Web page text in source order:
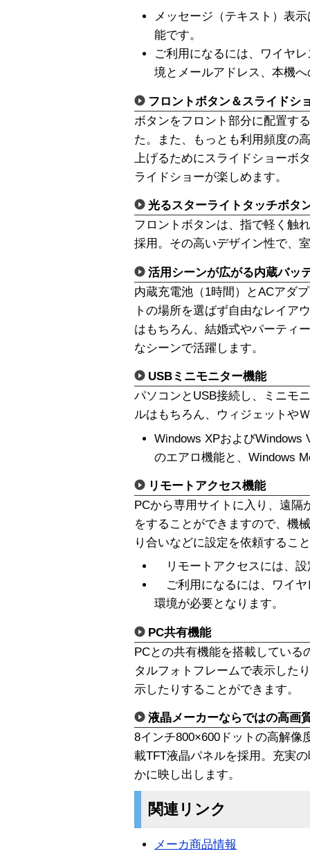
メッセージ（テキスト）表
能です。
ご利用になるには、ワイヤ
境とメールアドレス、本機
フロントボタン＆スライドシ
ボタンをフロント部分に配置す
た。また、もっとも利用頻度の
上げるためにスライドショーボ
ライドショーが楽しめます。
光るスターライトタッチボタ
フロントボタンは、指で軽く触
採用。その高いデザイン性で、
活用シーンが広がる内蔵バッ
内蔵充電池（1時間）とACアダ
トの場所を選ばず自由なレイア
はもちろん、結婚式やパーティ
なシーンで活躍します。
USBミニモニター機能
パソコンとUSB接続し、ミニモ
ルはもちろん、ウィジェットや
Windows XPおよびWindows
のエアロ機能と、Windows
リモートアクセス機能
PCから専用サイトに入り、遠隔
をすることができますので、機
り合いなどに設定を依頼するこ
リモートアクセスには、設
ご利用になるには、ワイヤ
環境が必要となります。
PC共有機能
PCとの共有機能を搭載している
タルフォトフレームで表示した
示したりすることができます。
液晶メーカーならではの高画
8インチ800×600ドットの高解像
載TFT液晶パネルを採用。充実
かに映し出します。
関連リンク
メーカ商品情報